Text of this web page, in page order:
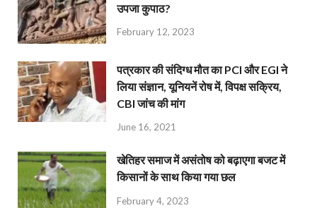
उपजा कुपाठ?
February 12, 2023
पत्रकार की संदिग्ध मौत का PCI और EGI ने
लिया संज्ञान, यूनियनें रोष में, विपक्ष सक्रिय,
CBI जांच की मांग
June 16, 2021
खेतिहर समाज में असंतोष को बढ़ाएगा बजट में
किसानों के साथ किया गया छल
February 4, 2023